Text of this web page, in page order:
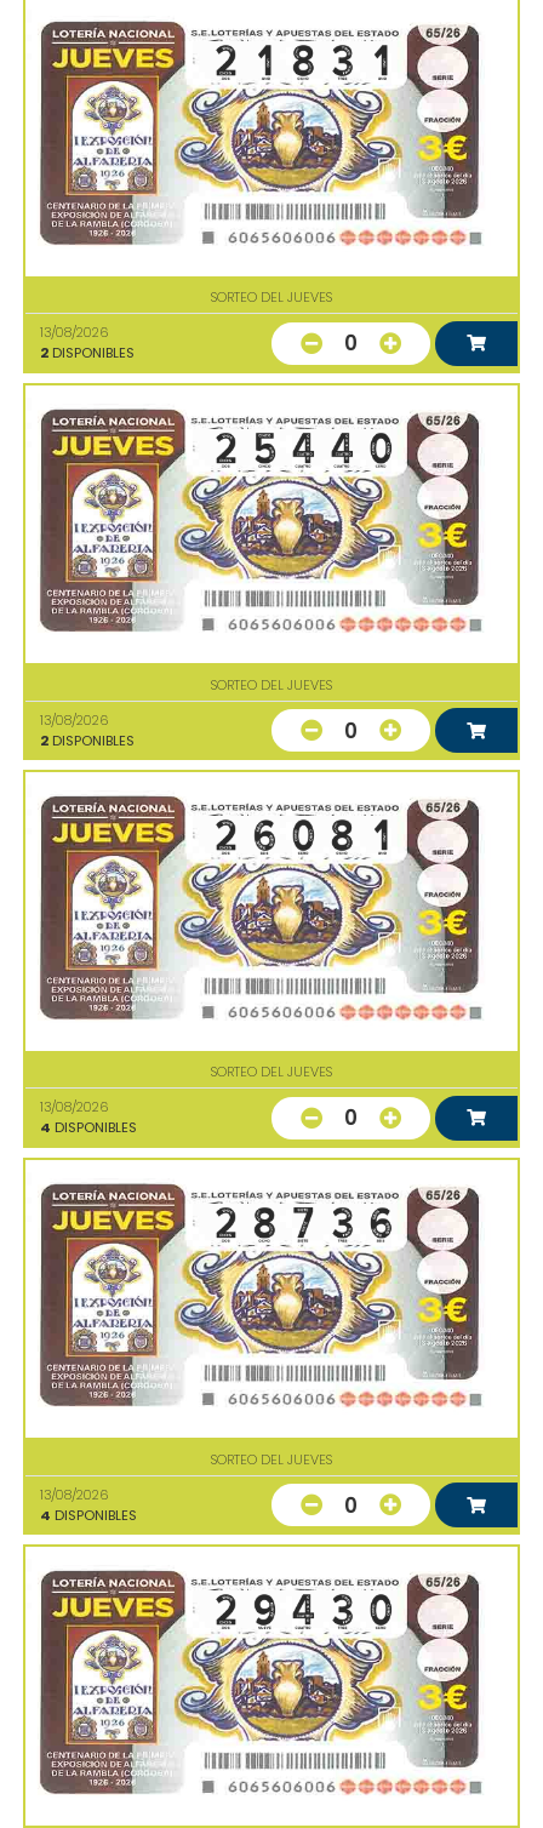
SORTEO DEL JUEVES
13/08/2026
2 DISPONIBLES 0
SORTEO DEL JUEVES
13/08/2026
2 DISPONIBLES 0
SORTEO DEL JUEVES
13/08/2026
4 DISPONIBLES 0
SORTEO DEL JUEVES
13/08/2026
4 DISPONIBLES 0